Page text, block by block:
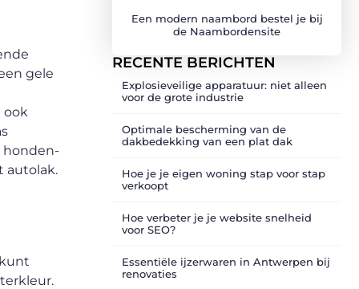
gele
ook
honden-
autolak.
Een modern naambord bestel je bij
de Naambordensite
RECENTE BERICHTEN
Explosieveilige apparatuur: niet alleen
voor de grote industrie
Optimale bescherming van de
dakbedekking van een plat dak
Hoe je je eigen woning stap voor stap
verkoopt
Hoe verbeter je je website snelheid
voor SEO?
Essentiële ijzerwaren in Antwerpen bij
renovaties